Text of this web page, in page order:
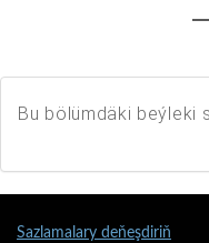
Bu bölümdäki beýleki
Sazlamalary deňeşdiriň